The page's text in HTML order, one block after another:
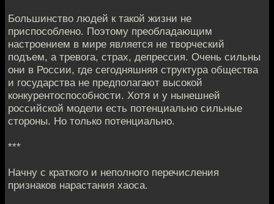
Большинство людей к такой жизни не
приспособлено. Поэтому преобладающим
настроением в мире является не творческий
подъем, а тревога, страх, депрессия. Очень сильны
они в России, где сегодняшняя структура общества
и государства не предполагают высокой
конкурентоспособности. Хотя и у нынешней
российской модели есть потенциально сильные
стороны. Но только потенциально.
***
Начну с краткого и неполного перечисления
признаков нарастания хаоса.